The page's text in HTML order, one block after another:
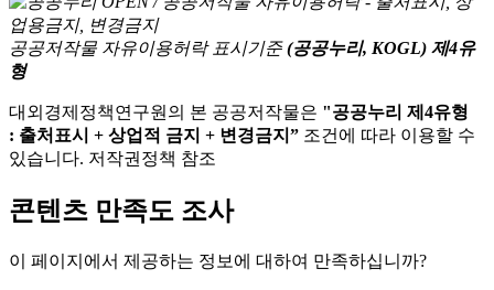
공공저작물 자유이용허락 표시기준 (공공누리, KOGL) 제4유
형
대외경제정책연구원의 본 공공저작물은 "공공누리 제4유형
: 출처표시 + 상업적 금지 + 변경금지” 조건에 따라 이용할 수
있습니다. 저작권정책 참조
콘텐츠 만족도 조사
이 페이지에서 제공하는 정보에 대하여 만족하십니까?